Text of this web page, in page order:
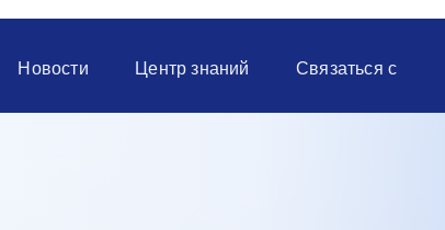
Новости Центр знаний Связаться с